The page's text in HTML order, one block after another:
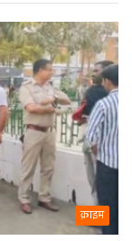
क्राइम